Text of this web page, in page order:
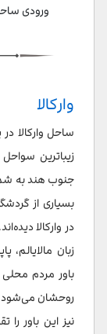
ورودی
وارکالا
ساحل وارکالا
زیباترین
جنوب هند به
بسیاری از
در وارکالا
زبان
باور مردم
روحشان
نیز این باور